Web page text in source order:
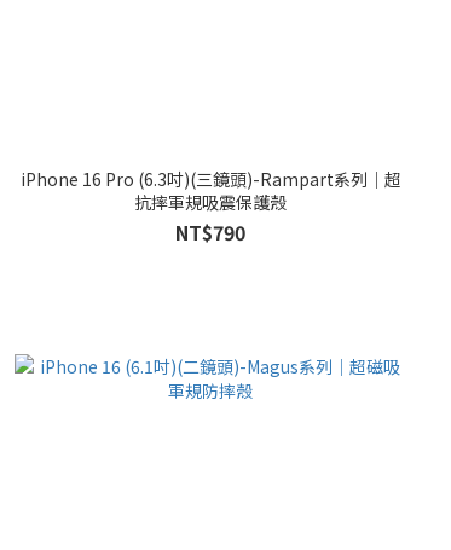
iPhone 16 Pro (6.3吋)(三鏡頭)-Rampart系列｜超
抗摔軍規吸震保護殼
NT$790